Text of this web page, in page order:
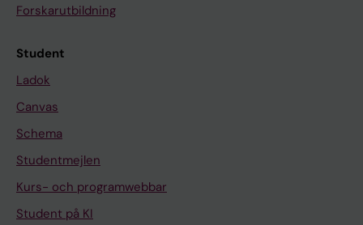
Forskarutbildning
Student
Ladok
Canvas
Schema
Studentmejlen
Kurs- och programwebbar
Student på KI